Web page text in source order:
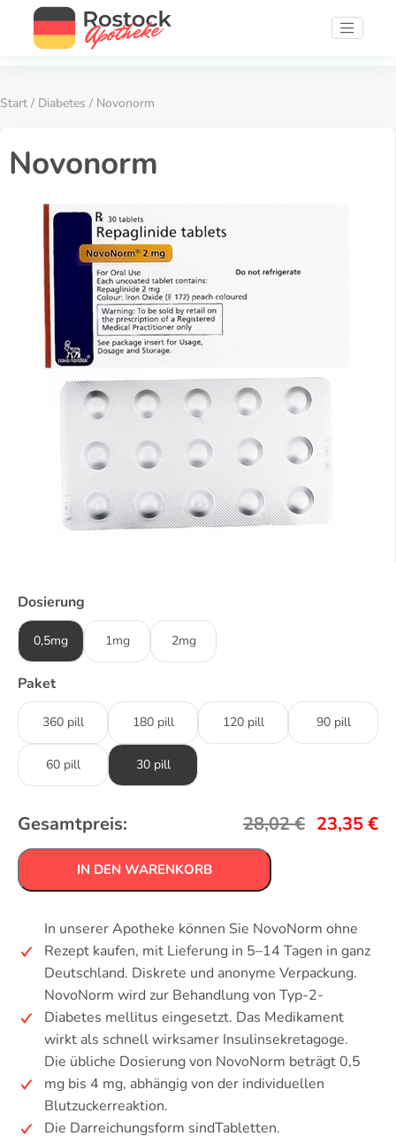
Start / Diabetes / Novonorm
Novonorm
Dosierung
0,5mg 1mg 2mg
Paket
360 pill 180 pill 120 pill 90 pill
60 pill 30 pill
Gesamtpreis: 28,02€ 23,35€
IN DEN WARENKORB
In unserer Apotheke können Sie NovoNorm ohne
Rezept kaufen, mit Lieferung in 5–14 Tagen in ganz
Deutschland. Diskrete und anonyme Verpackung.
NovoNorm wird zur Behandlung von Typ-2-
Diabetes mellitus eingesetzt. Das Medikament
wirkt als schnell wirksamer Insulinsekretagoge.
Die übliche Dosierung von NovoNorm beträgt 0,5
mg bis 4 mg, abhängig von der individuellen
Blutzuckerreaktion.
Die Darreichungsform sindTabletten.